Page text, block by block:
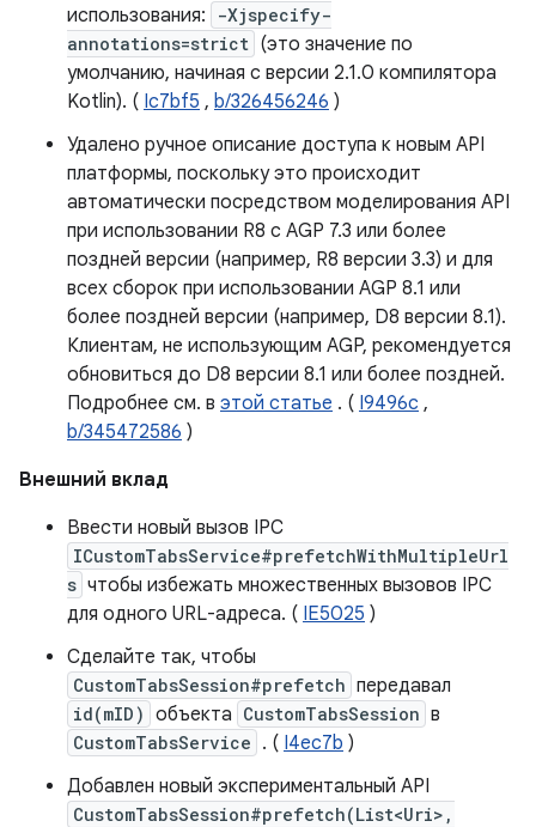
использования:
-Xjspecify-
annotations=strict (это значение по
умолчанию, начиная с версии 2.1.0 компилятора
Kotlin). ( Ic7bf5 , b/326456246 )
Удалено ручное описание доступа к новым API
платформы, поскольку это происходит
автоматически посредством моделирования API
при использовании R8 с AGP 7.3 или более
поздней версии (например, R8 версии 3.3) и для
всех сборок при использовании AGP 8.1 или
более поздней версии (например, D8 версии 8.1).
Клиентам, не использующим AGP, рекомендуется
обновиться до D8 версии 8.1 или более поздней.
Подробнее см. в этой статье . ( I9496c ,
b/345472586 )
Внешний вклад
Ввести новый вызов IPC
ICustomTabsService#prefetchWithMultipleUrl
s чтобы избежать множественных вызовов IPC
для одного URL-адреса. ( IE5025 )
Сделайте так, чтобы
CustomTabsSession#prefetch передавал
id(mID) объекта CustomTabsSession в
CustomTabsService . ( I4ec7b )
Добавлен новый экспериментальный API
CustomTabsSession#prefetch(List<Uri>,